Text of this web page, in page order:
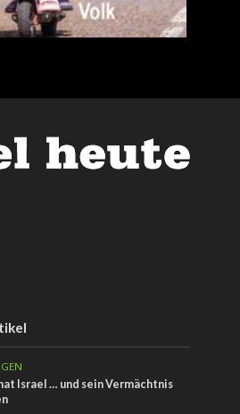
Israel … und sein Vermächtnis